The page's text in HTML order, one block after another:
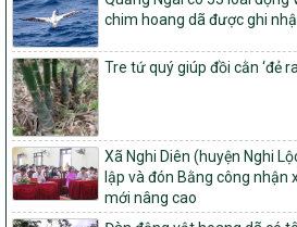
trong xây dựng nông thôn mới giai
tỉnh Nghệ An
103/PTNT-NTM
Về việc đăng ký thực hiện Dự án liên
Dự án 2 – Chương trình Mục tiêu quốc
giai đoạn 2021-2025 được kéo dài sang
827/QĐ-BNNMT
Quyết định Ban hành Kế hoạch triển
mục tiêu quốc gia xây dựng nông
vững và phát triển kinh tế – xã hội
chim hoang dã được ghi
Tre tứ quý giúp đồi cằn ‘đẻ ra
Xã Nghi Diên (huyện Nghi
lập và đón Bằng công nhận
mới nâng cao